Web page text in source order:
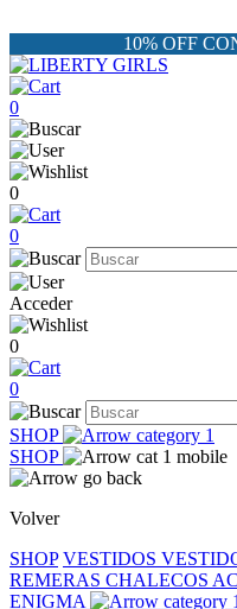
10% OFF
0
0
0
Acceder
0
0
SHOP
SHOP
Volver
SHOP VESTIDOS
REMERAS CHALECOS
ENIGMA